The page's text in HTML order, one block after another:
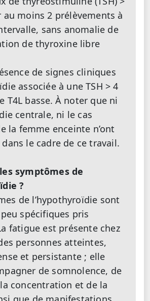
au moins 2 prélèvements à
sans anomalie de
de thyroxine libre
de signes cliniques
associée à une TSH > 4
T4L basse. À noter que ni
centrale, ni le cas
la femme enceinte n’ont
le cadre de ce travail.
symptômes de
?
de l’hypothyroïdie sont
spécifiques pris
fatigue est présente chez
personnes atteintes,
et persistante ; elle
de somnolence, de
concentration et de la